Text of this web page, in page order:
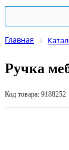
Главная
Ручка
Код товара: 9188252